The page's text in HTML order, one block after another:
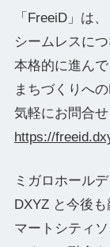
「FreeiD」は
シームレスに
本格的に進ん
まちづくりへ
気軽にお問合せ
https://
ミガロホール
DXYZ と今後
マートシティ